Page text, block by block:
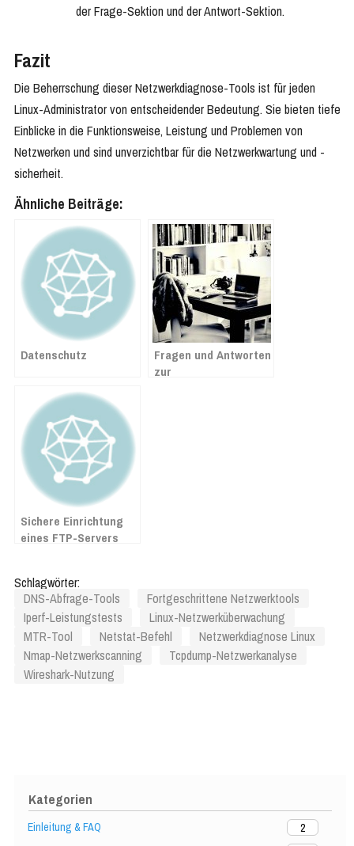
Kategorien
Einleitung & FAQ
2
der Frage-Sektion und der Antwort-Sektion.
Fazit
Die Beherrschung dieser Netzwerkdiagnose-Tools ist für jeden
Linux-Administrator von entscheidender Bedeutung. Sie bieten tiefe
Einblicke in die Funktionsweise, Leistung und Problemen von
Netzwerken und sind unverzichtbar für die Netzwerkwartung und -
sicherheit.
Ähnliche Beiträge:
Datenschutz
Fragen und Antworten
zur
Sichere Einrichtung
eines FTP-Servers
Leitfaden
Schlagwörter:
DNS-Abfrage-Tools
Fortgeschrittene Netzwerktools
Iperf-Leistungstests
Linux-Netzwerküberwachung
MTR-Tool
Netstat-Befehl
Netzwerkdiagnose Linux
Nmap-Netzwerkscanning
Tcpdump-Netzwerkanalyse
Wireshark-Nutzung